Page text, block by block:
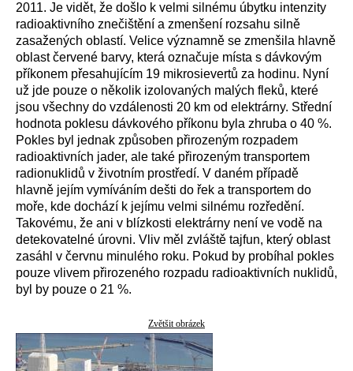
2011. Je vidět, že došlo k velmi silnému úbytku intenzity
radioaktivního znečištění a zmenšení rozsahu silně
zasažených oblastí. Velice významně se zmenšila hlavně
oblast červené barvy, která označuje místa s dávkovým
příkonem přesahujícím 19 mikrosievertů za hodinu. Nyní
už jde pouze o několik izolovaných malých fleků, které
jsou všechny do vzdálenosti 20 km od elektrárny. Střední
hodnota poklesu dávkového příkonu byla zhruba o 40 %.
Pokles byl jednak způsoben přirozeným rozpadem
radioaktivních jader, ale také přirozeným transportem
radionuklidů v životním prostředí. V daném případě
hlavně jejím vymíváním dešti do řek a transportem do
moře, kde dochází k jejímu velmi silnému rozředění.
Takovému, že ani v blízkosti elektrárny není ve vodě na
detekovatelné úrovni. Vliv měl zvláště tajfun, který oblast
zasáhl v červnu minulého roku. Pokud by probíhal pokles
pouze vlivem přirozeného rozpadu radioaktivních nuklidů,
byl by pouze o 21 %.
Zvětšit obrázek